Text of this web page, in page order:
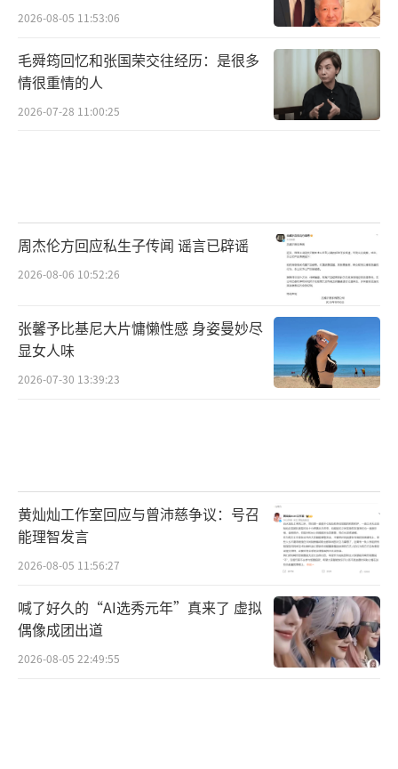
2026-08-05 11:53:06
毛舜筠回忆和张国荣交往经历：是很多
情很重情的人
2026-07-28 11:00:25
周杰伦方回应私生子传闻 谣言已辟谣
2026-08-06 10:52:26
张馨予比基尼大片慵懒性感 身姿曼妙尽
显女人味
2026-07-30 13:39:23
黄灿灿工作室回应与曾沛慈争议：号召
能理智发言
2026-08-05 11:56:27
喊了好久的“AI选秀元年”真来了 虚拟
偶像成团出道
2026-08-05 22:49:55